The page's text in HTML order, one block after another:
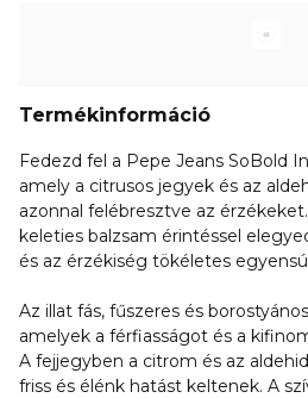
Termékinformáció
Fedezd fel a Pepe Jeans SoBold
amely a citrusos jegyek és az
azonnal felébresztve az
keleties balzsam érintéssel
és az érzékiség tökéletes
Az illat fás, fűszeres és
amelyek a férfiasságot és a
A fejjegyben a citrom és az
friss és élénk hatást keltenek. A